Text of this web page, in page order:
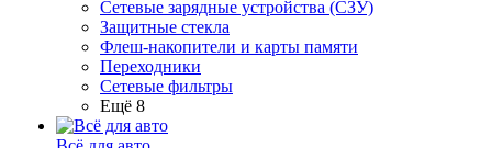
Сетевые зарядные устройства (СЗУ)
Защитные стекла
Флеш-накопители и карты памяти
Переходники
Сетевые фильтры
Ещё 8